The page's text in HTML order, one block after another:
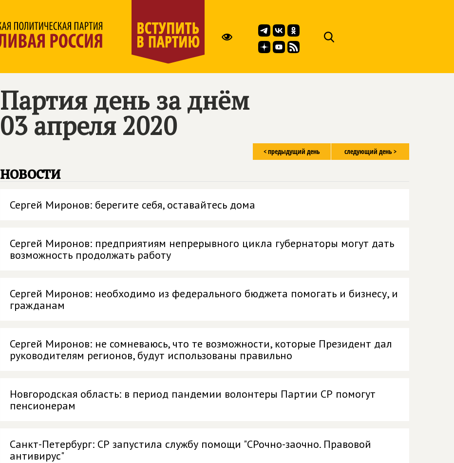
Партия день за днём
03 апреля 2020
следующий день >
< предыдущий день
новости
Сергей Миронов: берегите себя, оставайтесь дома
Сергей Миронов: предприятиям непрерывного цикла губернаторы могут дать
возможность продолжать работу
Сергей Миронов: необходимо из федерального бюджета помогать и бизнесу, и
гражданам
Сергей Миронов: не сомневаюсь, что те возможности, которые Президент дал
руководителям регионов, будут использованы правильно
Новгородская область: в период пандемии волонтеры Партии СР помогут
пенсионерам
Санкт-Петербург: СР запустила службу помощи "СРочно-заочно. Правовой
антивирус"